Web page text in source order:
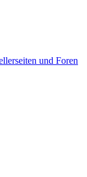
und Foren